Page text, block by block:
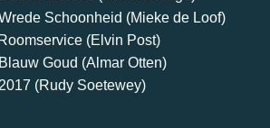
Schoonheid (Mieke de Loof)
(Elvin Post)
Goud (Almar Otten)
(Rudy Soetewey)